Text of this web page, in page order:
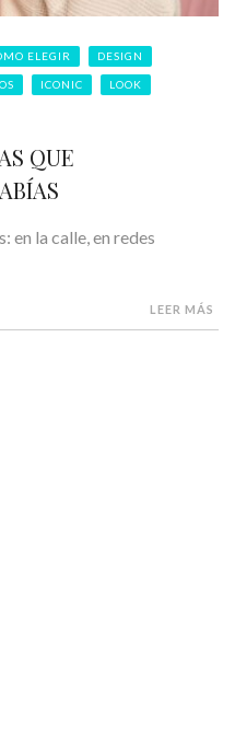
ELEGIR DESIGN
ICONIC LOOK
QUE
en la calle, en redes
LEER MÁS